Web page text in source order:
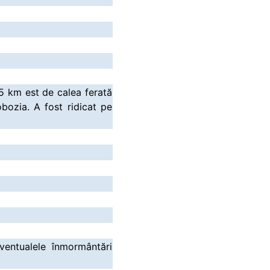
km est de calea ferată
A fost ridicat pe
înmormântări